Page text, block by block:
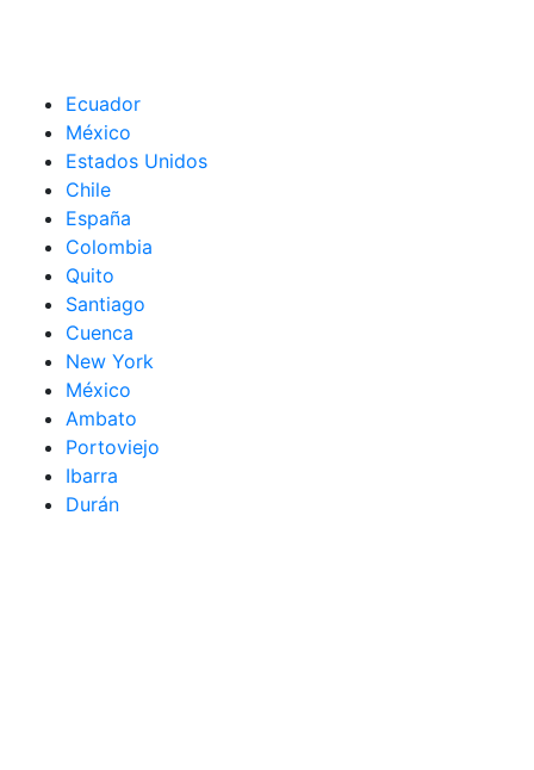
Ecuador
México
Estados Unidos
Chile
España
Colombia
Quito
Santiago
Cuenca
New York
México
Ambato
Portoviejo
Ibarra
Durán